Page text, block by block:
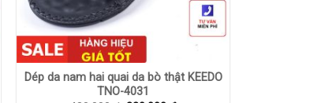
+
Dép da nam hai quai da bò thật KEEDO
TNO-4031